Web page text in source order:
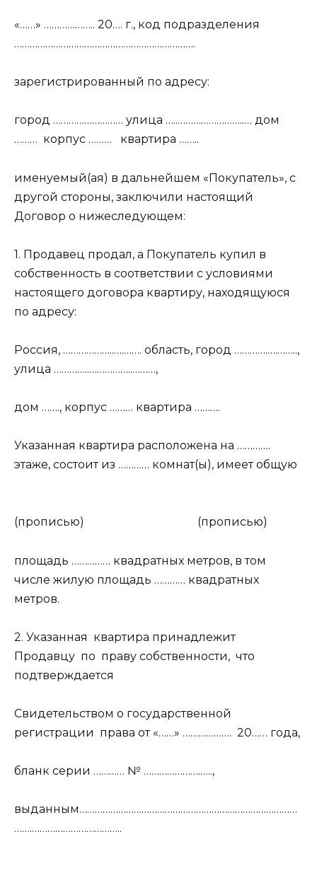
«……» ……………….. 20…. г., код подразделения
…………………………………………………………….
зарегистрированный по адресу:
город ……………………… улица …..……………………..… дом
……… корпус ……… квартира ……..
именуемый(ая) в дальнейшем «Покупатель», с
другой стороны, заключили настоящий
Договор о нижеследующем:
1. Продавец продал, а Покупатель купил в
собственность в соответствии с условиями
настоящего договора квартиру, находящуюся
по адресу:
Россия, ………………..….……. область, город ………….….……..,
улица …………..……………..………,
дом ……., корпус ……… квартира ……….
Указанная квартира расположена на ………….
этаже, состоит из ………… комнат(ы), имеет общую
(прописью) (прописью)
площадь …………… квадратных метров, в том
числе жилую площадь ………… квадратных
метров.
2. Указанная квартира принадлежит
Продавцу по праву собственности, что
подтверждается
Свидетельством о государственной
регистрации права от «……» ………………. 20…… года,
бланк серии ………… № ………………….…..,
выданным…………………………………………………………………………
…….……………………………..